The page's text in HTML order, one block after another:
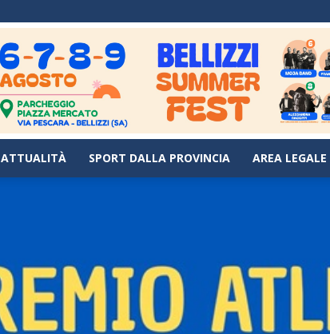
ATTUALITÀ SPORT DALLA PROVINCIA AREA LEGALE